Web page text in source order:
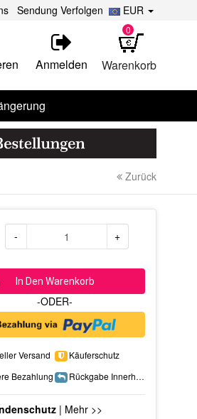
EUR
Sendung Verfolgen
Warenkorb
0
Anmelden
Zurück
- +
In Den Warenkorb
-ODER-
Versand
Käuferschutz
Bezahlung
Rückgabe Innerhalb 15 Tage
| Mehr >>